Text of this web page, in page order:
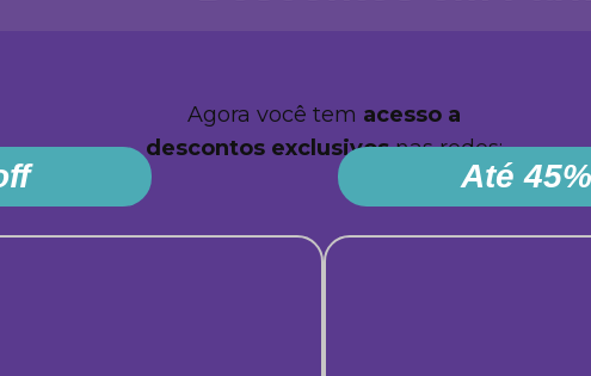
Agora você tem acesso a
descontos exclusivosnas redes:
Até